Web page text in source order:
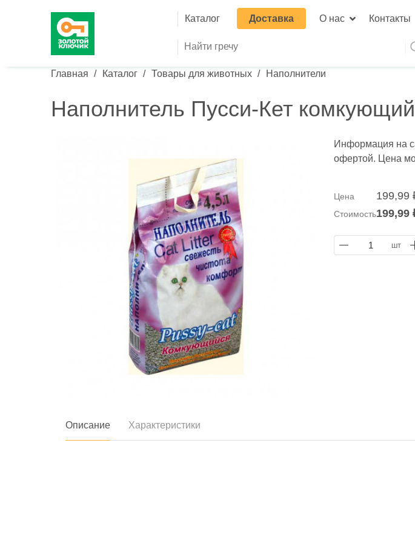
Основная навигация
Каталог Доставка О нас Контакты
Строка навигации
Главная Каталог Товары для животных Наполнители
Наполнитель Пусси-Кет
Информация на
офертой. Цена
Цена 199,99
Стоимость199,99
1 шт
Описание Характеристики